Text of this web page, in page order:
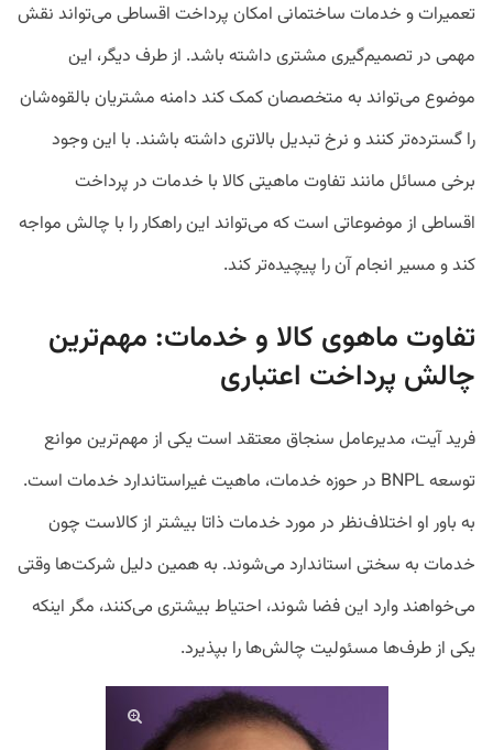
تعمیرات و خدمات ساختمانی امکان پرداخت اقساطی می‌تواند نقش
مهمی در تصمیم‌گیری مشتری داشته باشد. از طرف دیگر، این
موضوع می‌تواند به متخصصان کمک کند دامنه مشتریان بالقوه‌شان
را گسترده‌تر کنند و نرخ تبدیل بالاتری داشته باشند. با این وجود
برخی مسائل مانند تفاوت ماهیتی کالا با خدمات در پرداخت
اقساطی از موضوعاتی است که می‌تواند این راهکار را با چالش مواجه
کند و مسیر انجام آن را پیچیده‌تر کند.
تفاوت ماهوی کالا و خدمات: مهم‌ترین
چالش پرداخت اعتباری
فرید آیت، مدیرعامل سنجاق معتقد است یکی از مهم‌ترین موانع
توسعه BNPL در حوزه خدمات، ماهیت غیراستاندارد خدمات است.
به باور او اختلاف‌نظر در مورد خدمات ذاتا بیشتر از کالاست چون
خدمات به سختی استاندارد می‌شوند. به همین دلیل شرکت‌ها وقتی
می‌خواهند وارد این فضا شوند، احتیاط بیشتری می‌کنند، مگر اینکه
یکی از طرف‌ها مسئولیت چالش‌ها را بپذیرد.